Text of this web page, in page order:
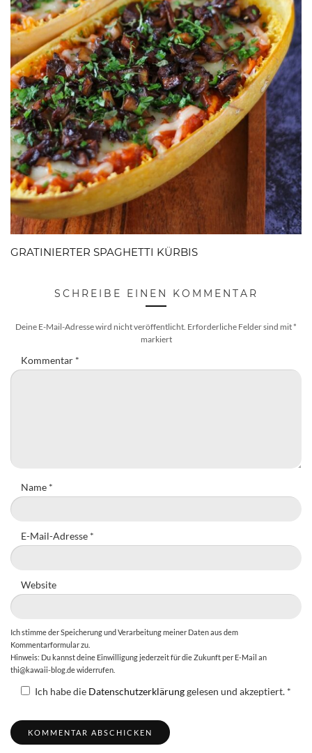
GRATINIERTER SPAGHETTI KÜRBIS
SCHREIBE EINEN KOMMENTAR
Deine E-Mail-Adresse wird nicht veröffentlicht. Erforderliche Felder sind mit *
markiert
Kommentar *
Name *
E-Mail-Adresse *
Website
Ich stimme der Speicherung und Verarbeitung meiner Daten aus dem
Kommentarformular zu.
Hinweis: Du kannst deine Einwilligung jederzeit für die Zukunft per E-Mail an
thi@kawaii-blog.de widerrufen.
Ich habe die Datenschutzerklärunggelesen und akzeptiert. *